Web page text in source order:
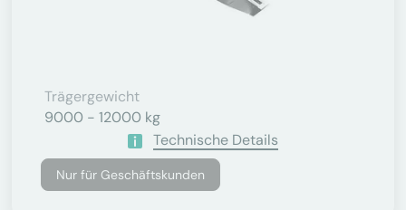
Trägergewicht
9000 - 12000 kg
Technische Details
Nur für Geschäftskunden